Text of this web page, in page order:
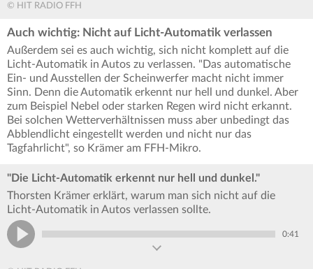
© HIT RADIO FFH
Auch wichtig: Nicht auf Licht-Automatik verlassen
Außerdem sei es auch wichtig, sich nicht komplett auf die
Licht-Automatik in Autos zu verlassen. "Das automatische
Ein- und Ausstellen der Scheinwerfer macht nicht immer
Sinn. Denn die Automatik erkennt nur hell und dunkel. Aber
zum Beispiel Nebel oder starken Regen wird nicht erkannt.
Bei solchen Wetterverhältnissen muss aber unbedingt das
Abblendlicht eingestellt werden und nicht nur das
Tagfahrlicht", so Krämer am FFH-Mikro.
"Die Licht-Automatik erkennt nur hell und dunkel."
Thorsten Krämer erklärt, warum man sich nicht auf die
Licht-Automatik in Autos verlassen sollte.
0:41